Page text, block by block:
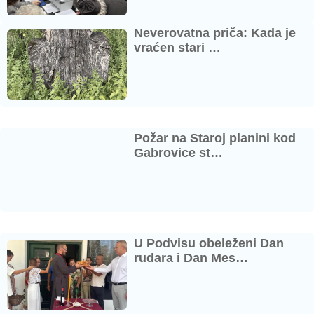
Neverovatna priča: Kada je
vraćen stari …
Požar na Staroj planini kod
Gabrovice st…
U Podvisu obeleženi Dan
rudara i Dan Mes…